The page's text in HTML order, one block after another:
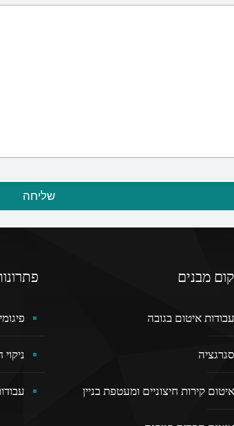
מבנים
עבודות איטום בגובה
סגרגציה
איטום קירות חיצוניים ומעטפת בניין